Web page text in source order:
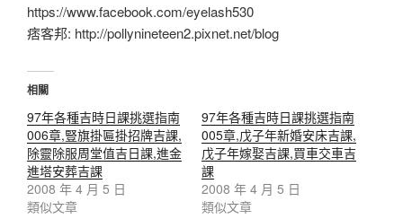
https://www.facebook.com/eyelash530
痞客邦: http://pollynineteen2.pixnet.net/blog
相關
97年各種吉時日課挑選指南
006章,豎旗掛匾掛招牌吉課,
除靈除服周堂值吉日課,進金
進塔安葬吉課
2008 年 4 月 5 日
類似文章
97年各種吉時日課挑選指南
005章,戊子年新婚安床吉課,
戊子年嫁娶吉課,買車交車吉
課
2008 年 4 月 5 日
類似文章